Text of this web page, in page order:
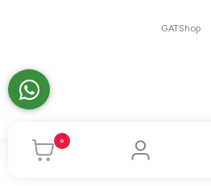
0
GATShop